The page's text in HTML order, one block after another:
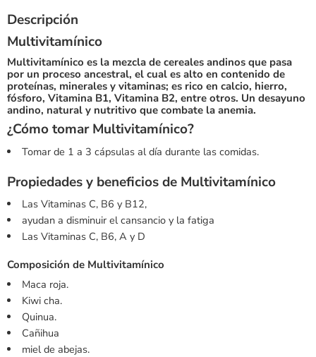
Descripción
Multivitamínico
Multivitamínico es la mezcla de cereales andinos que pasa
por un proceso ancestral, el cual es alto en contenido de
proteínas, minerales y vitaminas; es rico en calcio, hierro,
fósforo, Vitamina B1, Vitamina B2, entre otros. Un desayuno
andino, natural y nutritivo que combate la anemia.
¿Cómo tomar Multivitamínico?
Tomar de 1 a 3 cápsulas al día durante las comidas.
Propiedades y beneficios de Multivitamínico
Las Vitaminas C, B6 y B12,
ayudan a disminuir el cansancio y la fatiga
Las Vitaminas C, B6, A y D
Composición de Multivitamínico
Maca roja.
Kiwi cha.
Quinua.
Cañihua
miel de abejas.